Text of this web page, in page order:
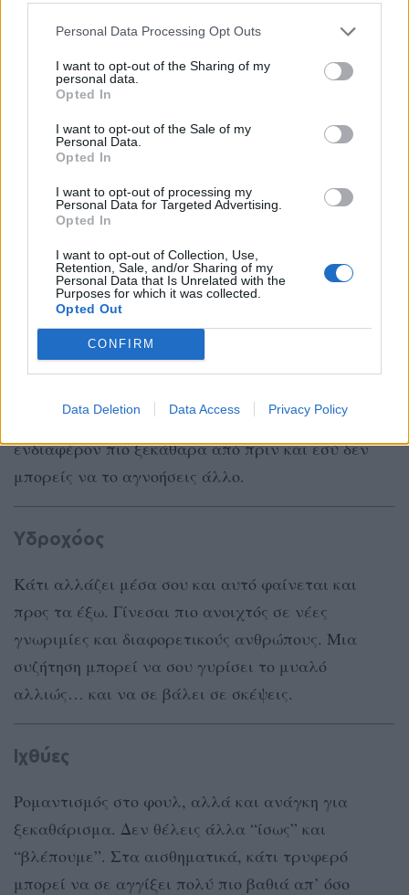
Personal Data Processing Opt Outs
I want to opt-out of the Sharing of my
personal data.
Opted In
I want to opt-out of the Sale of my
Personal Data.
Opted In
I want to opt-out of processing my
Personal Data for Targeted Advertising.
Opted In
I want to opt-out of Collection, Use,
Retention, Sale, and/or Sharing of my
Personal Data that Is Unrelated with the
Purposes for which it was collected.
Opted Out
CONFIRM
Data Deletion Data Access Privacy Policy
παιχνίδι που δεν είναι καθόλου επιφανειακό.
Τοξότης
Έχεις ανάγκη από ανάσα, αλλαγή παραστάσεων
κάτι νέο μπαίνει στη ζωή σου πιο εύκολα απ’ όσο
νομίζεις. Ένα φλερτ μπορεί να ξεκινήσει μέσα από
κάτι τελείως casual.
Αιγόκερως
Η εβδομάδα σε προσγειώνει σε πρακτικά θέματα,
ερωτικά που δεν περίμενες. Κάποιος δείχνει
ενδιαφέρον πιο ξεκάθαρα από πριν και εσύ δεν
μπορείς να το αγνοήσεις άλλο.
Υδροχόος
Κάτι αλλάζει μέσα σου και αυτό φαίνεται και
προς τα έξω. Γίνεσαι πιο ανοιχτός σε νέες
γνωριμίες και διαφορετικούς ανθρώπους. Μια
συζήτηση μπορεί να σου γυρίσει το μυαλό
αλλιώς… και να σε βάλει σε σκέψεις.
Ιχθύες
Ρομαντισμός στο φουλ, αλλά και ανάγκη για
ξεκαθάρισμα. Δεν θέλεις άλλα “ίσως” και
“βλέπουμε”. Στα αισθηματικά, κάτι τρυφερό
μπορεί να σε αγγίξει πολύ πιο βαθιά απ’ όσο